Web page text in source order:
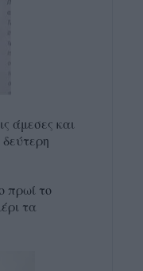
άμεσες και
πρωί το
τα